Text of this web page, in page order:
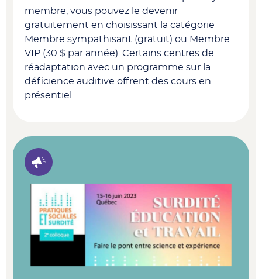
membre, vous pouvez le devenir
gratuitement en choisissant la catégorie
Membre sympathisant (gratuit) ou Membre
VIP (30 $ par année). Certains centres de
réadaptation avec un programme sur la
déficience auditive offrent des cours en
présentiel.